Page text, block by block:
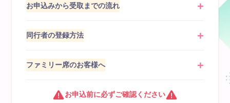
お申込みから受取までの流れ
同行者の登録方法
ファミリー席のお客様へ
お申込前に必ずご確認ください